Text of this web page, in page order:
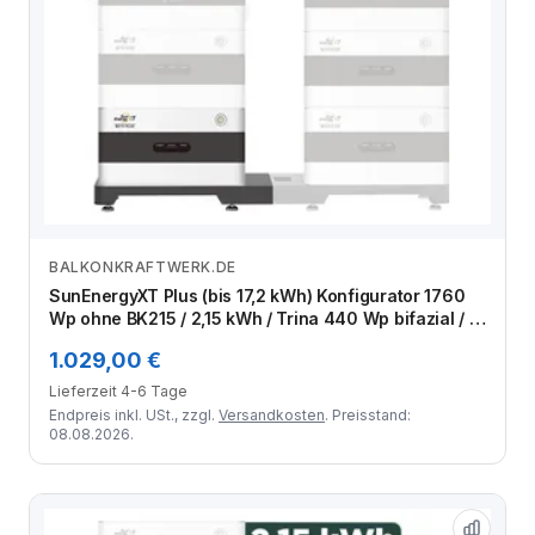
Zum Angebot
BALKONKRAFTWERK.DE
SunEnergyXT Plus (bis 17,2 kWh) Konfigurator 1760
Wp ohne BK215 / 2,15 kWh / Trina 440 Wp bifazial / 4
1.029,00 €
Lieferzeit 4-6 Tage
Endpreis inkl. USt., zzgl. Versandkosten. Preisstand:
08.08.2026.